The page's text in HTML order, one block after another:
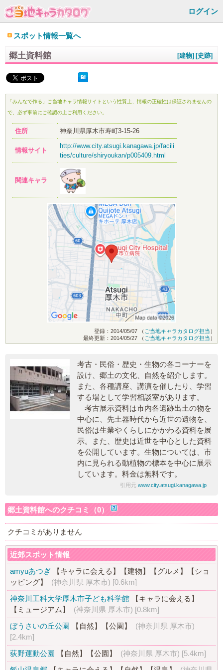
ログイン
スポット情報一覧へ
郷土資料館 [史跡]
[建物]
「みんなで作る」ご当地キャラ情報サイトという性質上、情報の正確性は保証されませんの
で、必ず事前にご確認の上ご利用ください。
住所 神奈川県厚木市寿町3-15-26
情報サイト
http://www.city.atsugi.kanagawa.jp/facili
ties/culture/shiryoukan/p005409.html
関連キャラ
登録：2014/05/07 （ ご当地キャラカタログ担当 ）
最終更新：2014/05/27 （ ご当地キャラカタログ担当 ）
考古・民俗・歴史・生物の各コーナーを
設け、郷土の文化、自然を紹介します。
また、各種講座、講演を催したり、学習
する場として学習相談室があります。
考古展示資料は市内各遺跡出土の物を
中心に、先土器時代から近世の遺物を、
民俗は生業やくらしにかかわる資料を展
示。また、歴史は近世を中心とした資料
を公開しています。生物については、市
内に見られる動植物の標本を中心に展示
しています。料金は無料です。
引用元 www.city.atsugi.kanagawa.jp
郷土資料館へのクチコミ（0）
クチコミがありません
近郊スポット情報
amyuあつぎ
【キャラに会える】 【建物】 【グルメ】
【ショ
ッピング】
(神奈川県 厚木市) [0.6km]
神奈川工科大学厚木市子ども科学館
【キャラに会える】
【ミュージアム】
(神奈川県 厚木市) [0.8km]
ぼうさいの丘公園
【自然】 【公園】
(神奈川県 厚木市)
[2.4km]
荻野運動公園
【自然】 【公園】 (神奈川県 厚木市) [5.4km]